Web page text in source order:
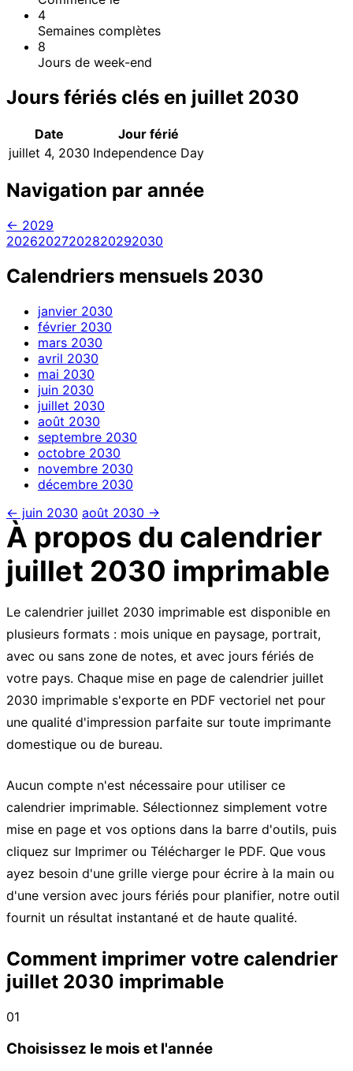
4
Semaines complètes
8
Jours de week-end
Jours fériés clés en juillet 2030
Date
Jour férié
juillet 4, 2030 Independence Day
Navigation par année
← 2029
20262027202820292030
Calendriers mensuels 2030
janvier 2030
février 2030
mars 2030
avril 2030
mai 2030
juin 2030
juillet 2030
août 2030
septembre 2030
octobre 2030
novembre 2030
décembre 2030
← juin 2030 août 2030 →
À propos du calendrier
juillet 2030 imprimable
Le calendrier juillet 2030 imprimable est disponible en
plusieurs formats : mois unique en paysage, portrait,
avec ou sans zone de notes, et avec jours fériés de
votre pays. Chaque mise en page de calendrier juillet
2030 imprimable s'exporte en PDF vectoriel net pour
une qualité d'impression parfaite sur toute imprimante
domestique ou de bureau.
Aucun compte n'est nécessaire pour utiliser ce
calendrier imprimable. Sélectionnez simplement votre
mise en page et vos options dans la barre d'outils, puis
cliquez sur Imprimer ou Télécharger le PDF. Que vous
ayez besoin d'une grille vierge pour écrire à la main ou
d'une version avec jours fériés pour planifier, notre outil
fournit un résultat instantané et de haute qualité.
Comment imprimer votre calendrier
juillet 2030 imprimable
01
Choisissez le mois et l'année